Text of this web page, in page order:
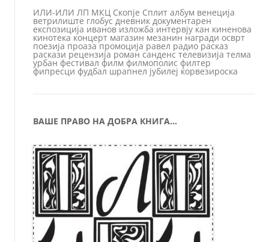
ИЛИ-ИЛИ ЛП МКЦ Скопје Сплит албум венеција
ветрилиште глобус дневник документарен
експозиција иванов изложба интервју кан киненова
кинотека концерт магазин мезанин награди осврт
поезија проаза промоција равел радио расказ
раскази рецензија роман санденс телевизија телма
урбан фестивал филм филмополис филтер
фипресци фудбал шрапнел јубилеј ќорвезироска
ВАШЕ ПРАВО НА ДОБРА КНИГА…